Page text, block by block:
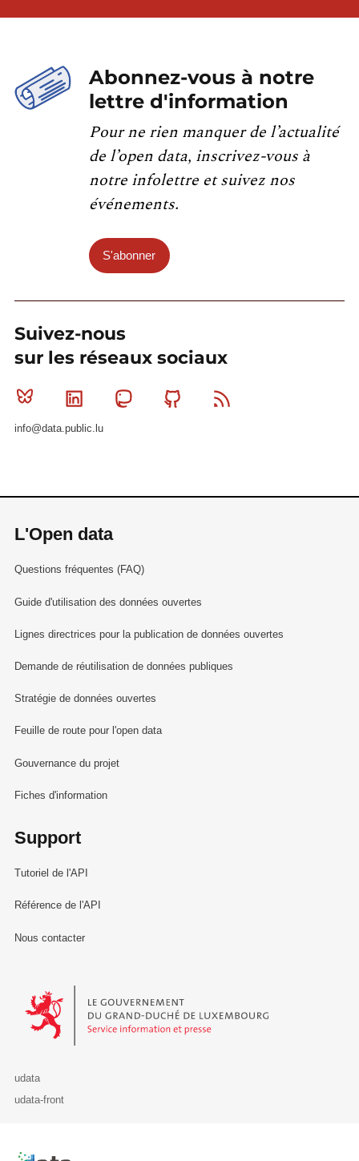
Abonnez-vous à notre
lettre d'information
Pour ne rien manquer de l’actualité
de l’open data, inscrivez-vous à
notre infolettre et suivez nos
événements.
S'abonner
Suivez-nous
sur les réseaux sociaux
Bluesky Linkedin MastodonGithub
info@data.public.lu
L'Open data
Questions fréquentes (FAQ)
Guide d'utilisation des données ouvertes
Lignes directrices pour la publication de données ouvertes
Demande de réutilisation de données publiques
Stratégie de données ouvertes
Feuille de route pour l'open data
Gouvernance du projet
Fiches d'information
Support
Tutoriel de l'API
Référence de l'API
Nous contacter
Le Gouvernement du Grand-Duché de Luxembourg - Service
udata
udata-front